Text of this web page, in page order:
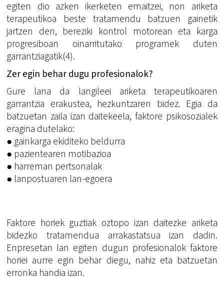
egiten dio azken ikerketen emaitzei, non ariketa
terapeutikoa beste tratamendu batzuen gainetik
jartzen den, bereziki kontrol motorean eta karga
progresiboan oinarritutako programek duten
garrantziagatik(4).
Zer egin behar dugu profesionalok?
Gure lana da langileei ariketa terapeutikoaren
garrantzia erakustea, hezkuntzaren bidez. Egia da
batzuetan zaila izan daitekeela, faktore psikosozialek
eragina dutelako:
● gainkarga ekiditeko beldurra
● pazientearen motibazioa
● harreman pertsonalak
● lanpostuaren lan-egoera
Faktore horiek guztiak oztopo izan daitezke ariketa
bidezko tratamendua arrakastatsua izan dadin.
Enpresetan lan egiten dugun profesionalok faktore
horiei aurre egin behar diegu, nahiz eta batzuetan
erronka handia izan.